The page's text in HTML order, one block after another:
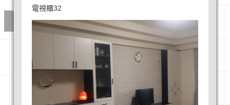
電視櫃32